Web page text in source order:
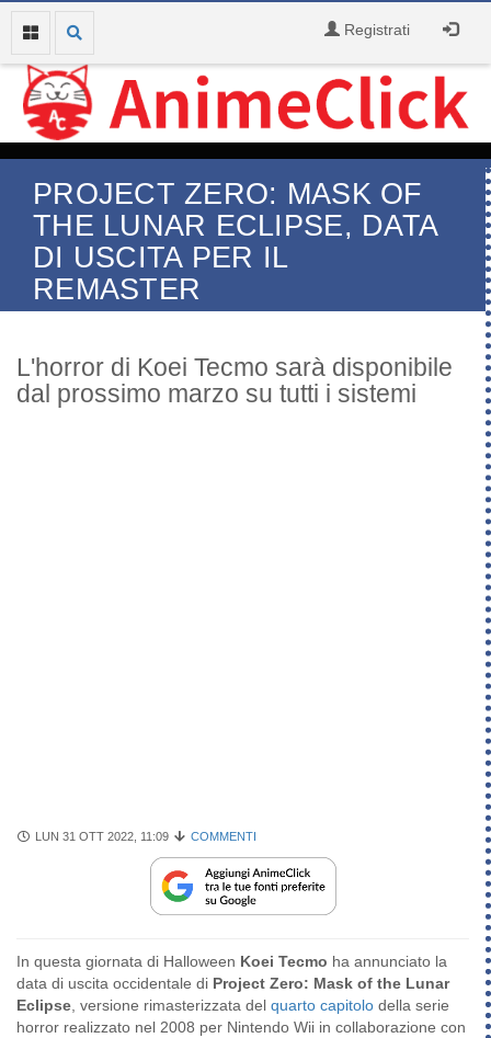
Registrati
PROJECT ZERO: MASK OF
THE LUNAR ECLIPSE, DATA
DI USCITA PER IL
REMASTER
L'horror di Koei Tecmo sarà disponibile
dal prossimo marzo su tutti i sistemi
LUN 31 OTT 2022, 11:09 COMMENTI
In questa giornata di Halloween Koei Tecmo ha annunciato la
data di uscita occidentale di Project Zero: Mask of the Lunar
Eclipse, versione rimasterizzata del quarto capitolo della serie
horror realizzato nel 2008 per Nintendo Wii in collaborazione con